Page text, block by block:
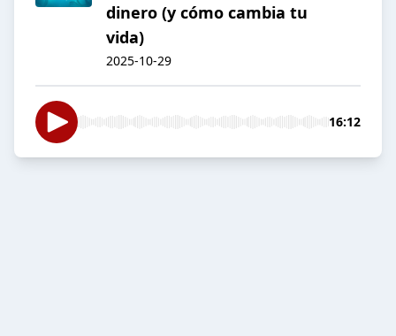
dinero (y cómo cambia tu
vida)
2025-10-29
16:12